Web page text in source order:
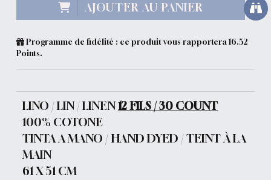
AJOUTER AU PANIER
Programme de fidélité : ce produit vous rapportera16.52
Points.
LINO / LIN / LINEN12 FILS / 30 COUNT
100% COTONE
TINTA A MANO / HAND DYED / TEINT À LA
MAIN
61 X 51 CM